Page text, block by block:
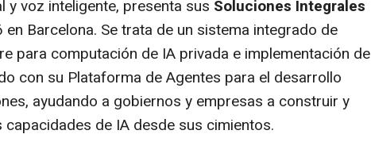
y voz inteligente, presenta sus Soluciones Integrales
en Barcelona. Se trata de un sistema integrado de
para computación de IA privada e implementación de
con su Plataforma de Agentes para el desarrollo
ayudando a gobiernos y empresas a construir y
de IA desde sus cimientos.